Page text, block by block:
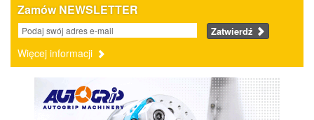
Zamów NEWSLETTER
Zatwierdź
Więcej informacji